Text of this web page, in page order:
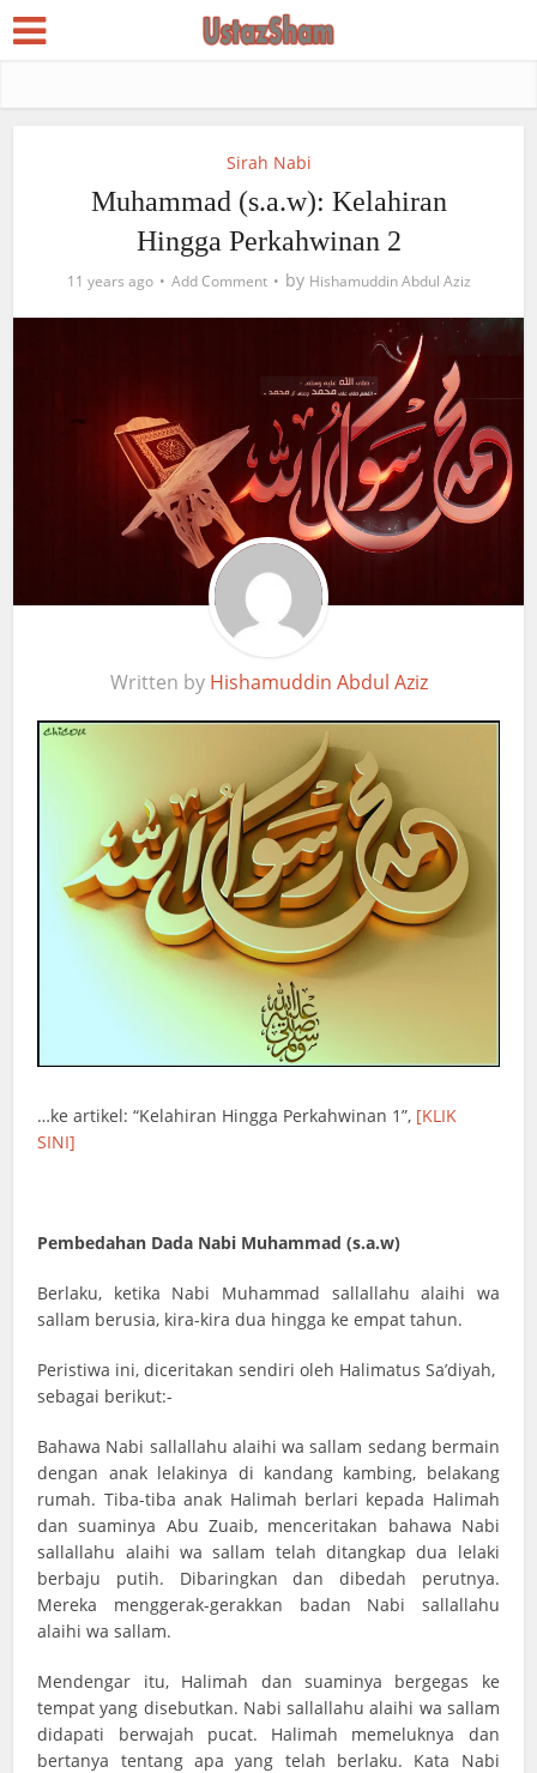
Sirah Nabi
Muhammad (s.a.w): Kelahiran
Hingga Perkahwinan 2
11 years ago Add Comment by Hishamuddin Abdul Aziz
Written by Hishamuddin Abdul Aziz
…ke artikel: “Kelahiran Hingga Perkahwinan 1”, [KLIK
SINI]
Pembedahan Dada Nabi Muhammad (s.a.w)
Berlaku, ketika Nabi Muhammad sallallahu alaihi wa
sallam berusia, kira-kira dua hingga ke empat tahun.
Peristiwa ini, diceritakan sendiri oleh Halimatus Sa’diyah,
sebagai berikut:-
Bahawa Nabi sallallahu alaihi wa sallam sedang bermain
dengan anak lelakinya di kandang kambing, belakang
rumah. Tiba-tiba anak Halimah berlari kepada Halimah
dan suaminya Abu Zuaib, menceritakan bahawa Nabi
sallallahu alaihi wa sallam telah ditangkap dua lelaki
berbaju putih. Dibaringkan dan dibedah perutnya.
Mereka menggerak-gerakkan badan Nabi sallallahu
alaihi wa sallam.
Mendengar itu, Halimah dan suaminya bergegas ke
tempat yang disebutkan. Nabi sallallahu alaihi wa sallam
didapati berwajah pucat. Halimah memeluknya dan
bertanya tentang apa yang telah berlaku. Kata Nabi